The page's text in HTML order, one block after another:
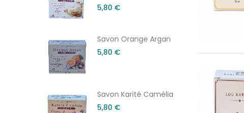
5,80 €
Savon Orange Argan
5,80 €
Savon Karité Camélia
5,80 €